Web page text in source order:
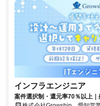
インフラエンジニア
案件選択制・還元率70％以上